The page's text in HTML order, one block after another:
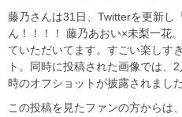
藤乃さんは31日、Twitterを更新し
ん！！！！ 藤乃あおい×未梨一花
ていただいてます。すごい楽しす
ト。同時に投稿された画像では、
時のオフショットが披露されました
この投稿を見たファンの方からは